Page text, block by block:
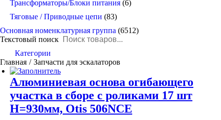
Трансформаторы/Блоки питания (6)
Тяговые / Приводные цепи (83)
Основная номенклатурная группа (6512)
Текстовый поиск
Категории
You are here:
Главная Запчасти для эскалаторов
Алюминиевая основа огибающего
участка в сборе с роликами 17 шт
H=930мм, Otis 506NCE